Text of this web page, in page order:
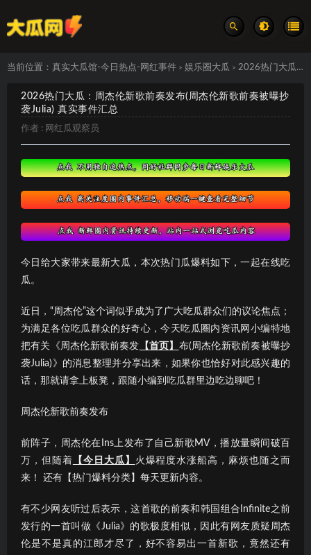
当前位置： 真实大瓜馆-今日热点-网红事件 > 娱乐圈大瓜 > 2026热门大瓜：周杰伦新歌前奏发布(周杰伦新歌前奏被曝抄袭Julia) 真实事件汇总
2026热门大瓜：周杰伦新歌前奏发布(周杰伦新歌前奏被曝抄
袭Julia) 真实事件汇总
作者 : 网红瓜观察员
今日给大家带来最新大瓜，本次热门瓜爆料如下，一起在线吃
瓜。
近日，“周杰伦”这个词似乎成为了广大吃瓜群众们的议论焦点；
为满足各位吃瓜群众的好奇心，今天吃瓜圈内资讯网小编特地
把有关《周杰伦新歌前奏发 【首页】 布(周杰伦新歌前奏被曝抄
袭Julia)》的消息整理并分享出来，如果你也恰好对此感兴趣的
话，那就请拿上板凳，跟随小编到吃瓜群里边吃边聊吧！
周杰伦新歌前奏发布
前阵子，周杰伦在Ins上发布了自己新歌MV，播放量瞬间破百
万，但随着 【今日大瓜】
火爆程度水涨船高，麻烦也随之而
来！ 还有【热门爆料分类】每天更新内容。
有不少网友听过后表示，这首歌的前奏和韩国组合Infinite之前
发行的一首叫做《Julia》的歌极度相似，因此有网友质疑周杰
伦是不是真的江郎才尽了，好不容易出一首新歌，竟然还有